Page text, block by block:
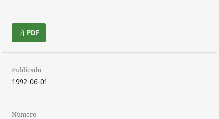
PDF
Publicado
1992-06-01
Número